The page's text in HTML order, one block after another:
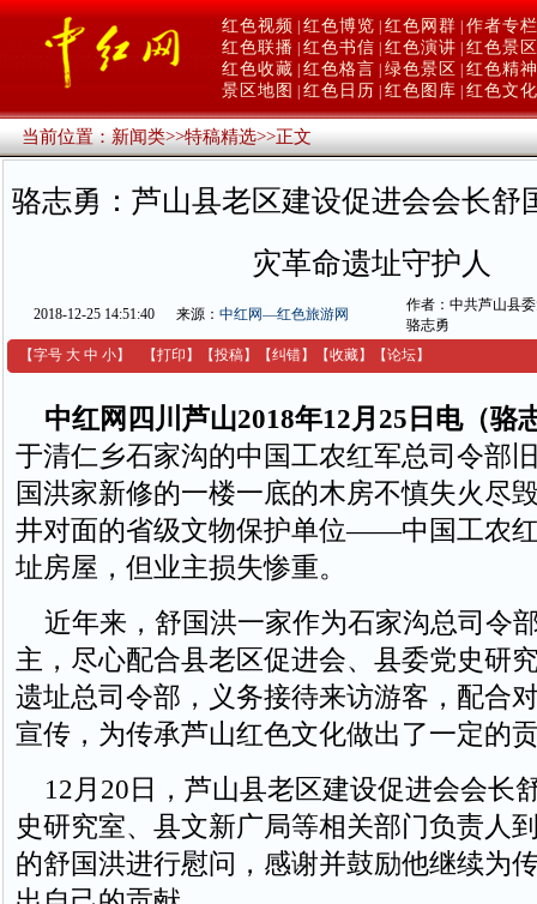
红色视频 红色博览 红色网群 作者专栏
红色联播 红色书信 红色演讲 红色景区
红色收藏 红色格言 绿色景区
红色精神
景区地图
红色日历 红色图库 红色文化
当前位置：新闻类>>特稿精选>>正文
骆志勇：芦山县老区建设促进会会长舒
灾革命遗址守护人
2018-12-25 14:51:40 来源： 中红网—红色旅游网
作者：中共芦山县
骆志勇
【字号 大 中 小】 【打印 】 【投稿】 【纠错】 【收藏】 【论坛】
中红网四川芦山2018年12月25日电（骆
于清仁乡石家沟的中国工农红军总司令部
国洪家新修的一楼一底的木房不慎失火尽
井对面的省级文物保护单位——中国工农
址房屋，但业主损失惨重。
近年来，舒国洪一家作为石家沟总司令
主，尽心配合县老区促进会、县委党史研
遗址总司令部，义务接待来访游客，配合
宣传，为传承芦山红色文化做出了一定的
12月20日，芦山县老区建设促进会会长
史研究室、县文新广局等相关部门负责人
的舒国洪进行慰问，感谢并鼓励他继续为